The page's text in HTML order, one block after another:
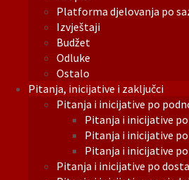
Platforma djelovanja po
Izvještaji
Budžet
Odluke
Ostalo
Pitanja, inicijative i zaključci
Pitanja i inicijative po
Pitanja i inicijative
Pitanja i inicijative
Pitanja i inicijative
Pitanja i inicijative po